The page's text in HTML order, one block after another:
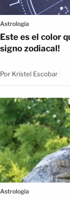
Astrologia
Este es el color
signo zodiacal!
Por Kristel Escobar
Astrologia